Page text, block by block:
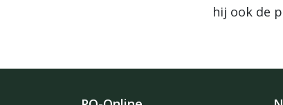
hij ook de